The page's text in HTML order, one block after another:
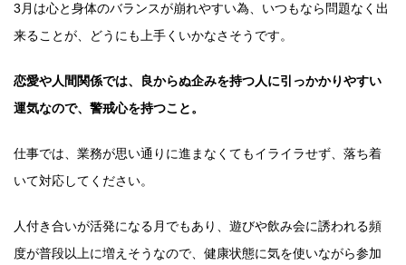
3月は心と身体のバランスが崩れやすい為、いつもなら問題なく出
来ることが、どうにも上手くいかなさそうです。
恋愛や人間関係では、良からぬ企みを持つ人に引っかかりやすい
運気なので、警戒心を持つこと。
仕事では、業務が思い通りに進まなくてもイライラせず、落ち着
いて対応してください。
人付き合いが活発になる月でもあり、遊びや飲み会に誘われる頻
度が普段以上に増えそうなので、健康状態に気を使いながら参加